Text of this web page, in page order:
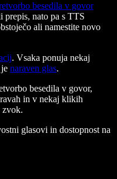
besedila v govor
nato pa s TTS
ali namestite novo
. Vsaka ponuja nekaj
naraven glas.
besedila v govor,
in v nekaj klikih
zvok.
glasovi in dostopnost na